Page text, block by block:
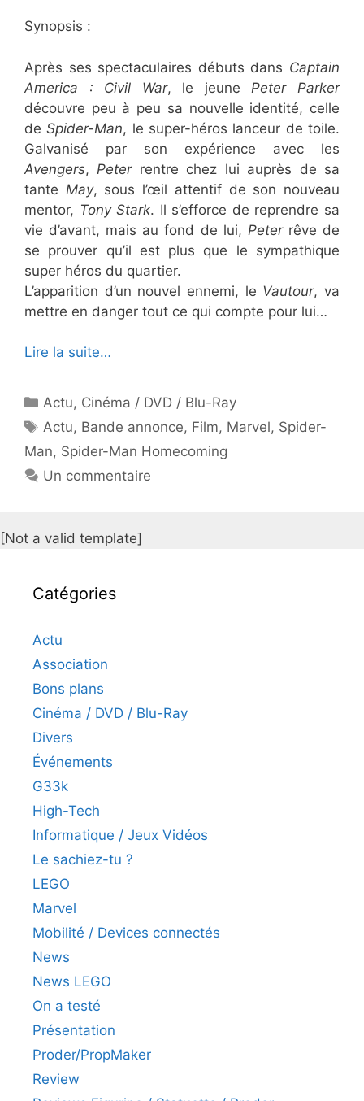
Synopsis :
Après ses spectaculaires débuts dans Captain
America : Civil War, le jeune Peter Parker
découvre peu à peu sa nouvelle identité, celle
deSpider-Man, le super-héros lanceur de toile.
Galvanisé par son expérience avec les
Avengers, Peterrentre chez lui auprès de sa
tante May, sous l’œil attentif de son nouveau
mentor, Tony Stark. Il s’efforce de reprendre sa
vie d’avant, mais au fond de lui, Peterrêve de
se prouver qu’il est plus que le sympathique
super héros du quartier.
L’apparition d’un nouvel ennemi, le Vautour, va
mettre en danger tout ce qui compte pour lui…
Lire la suite…
Catégories
Actu, Cinéma / DVD / Blu-Ray
Étiquettes
Actu, Bande annonce, Film, Marvel, Spider-
Man, Spider-Man Homecoming
Un commentaire
[Not a valid template]
Catégories
Actu
Association
Bons plans
Cinéma / DVD / Blu-Ray
Divers
Événements
G33k
High-Tech
Informatique / Jeux Vidéos
Le sachiez-tu ?
LEGO
Marvel
Mobilité / Devices connectés
News
News LEGO
On a testé
Présentation
Proder/PropMaker
Review